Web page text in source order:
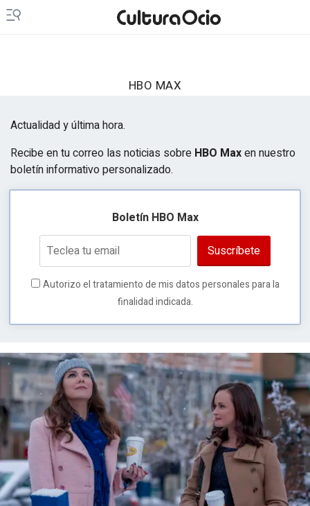
HBO MAX
Actualidad y última hora.
Recibe en tu correo las noticias sobre HBO Maxen nuestro
boletín informativo personalizado.
Boletín HBO Max
Suscríbete
Autorizo el tratamiento de mis datos personales para la
finalidad indicada.